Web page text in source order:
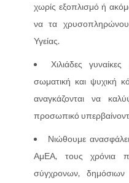
χωρίς εξοπλισμό ή
να τα
Υγείας.
Χιλιάδες
σωματική και ψυχική
αναγκάζονται να
προσωπικό
Νιώθουμε
ΑμΕΑ, τους χρόνια
σύγχρονων,